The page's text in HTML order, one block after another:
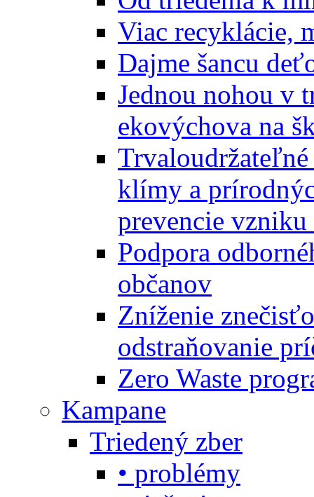
Viac recyklácie,
Dajme šancu
Jednou nohou v
ekovýchova na
klímy a
prevencie vzniku
Podpora
občanov
Zníženie
odstraňovanie
Zero Waste
Kampane
Triedený zber
• problémy